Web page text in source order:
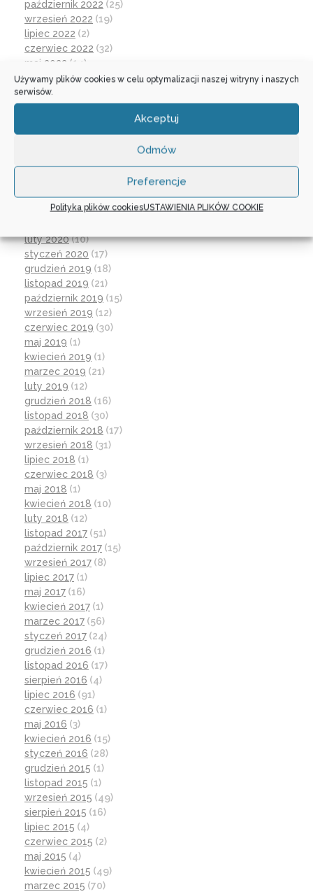
Używamy plików cookies w celu optymalizacji naszej witryny i naszych
serwisów.
Akceptuj
Odmów
Preferencje
Polityka plików cookiesUSTAWIENIA PLIKÓW COOKIE
październik 2022 (25)
wrzesień 2022 (19)
lipiec 2022 (2)
czerwiec 2022 (32)
maj 2022 (14)
kwiecień 2022(1)
marzec 2022
październik 2021(2)
sierpień 2021(4)
czerwiec 2021(27)
czerwiec 2020(19)
maj 2020(1)
luty 2020(10)
styczeń 2020 (17)
grudzień 2019 (18)
listopad 2019 (21)
październik 2019 (15)
wrzesień 2019 (12)
czerwiec 2019 (30)
maj 2019 (1)
kwiecień 2019 (1)
marzec 2019 (21)
luty 2019 (12)
grudzień 2018 (16)
listopad 2018 (30)
październik 2018 (17)
wrzesień 2018 (31)
lipiec 2018 (1)
czerwiec 2018 (3)
maj 2018 (1)
kwiecień 2018 (10)
luty 2018 (12)
listopad 2017 (51)
październik 2017 (15)
wrzesień 2017 (8)
lipiec 2017 (1)
maj 2017 (16)
kwiecień 2017 (1)
marzec 2017 (56)
styczeń 2017 (24)
grudzień 2016 (1)
listopad 2016 (17)
sierpień 2016 (4)
lipiec 2016 (91)
czerwiec 2016 (1)
maj 2016 (3)
kwiecień 2016 (15)
styczeń 2016 (28)
grudzień 2015 (1)
listopad 2015 (1)
wrzesień 2015 (49)
sierpień 2015 (16)
lipiec 2015 (4)
czerwiec 2015 (2)
maj 2015 (4)
kwiecień 2015 (49)
marzec 2015 (70)